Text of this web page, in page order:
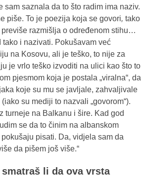
saznala da to što radim ima naziv.
piše. To je poezija koja se govori, tako
razmišlja o određenom stihu…
i nazivati. Pokušavam već
na Kosovu, ali je teško, to nije za
je vrlo teško izvoditi na ulici kao što to
pjesmom koja je postala „viralna“, da
koje su mu se javljale, zahvaljivale
su mediji to nazvali „govorom“).
turneje na Balkanu i šire. Kad god
se da to činim na albanskom
pisati. Da, vidjela sam da
da pišem još više.“
li da ova vrsta